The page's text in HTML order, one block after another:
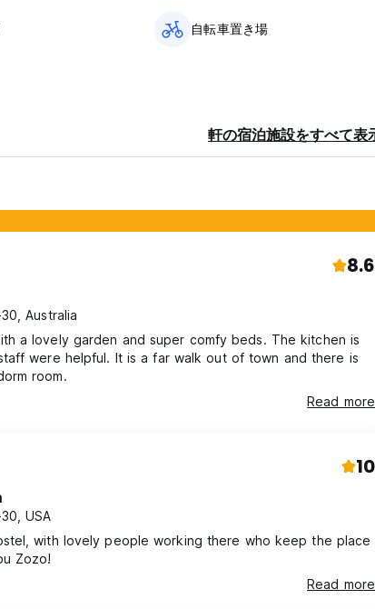
自転車置き場
軒の宿泊施設をすべて表
8.6
Australia
a lovely garden and super comfy beds. The kitchen is
were helpful. It is a far walk out of town and there is
room.
Read more
10
USA
with lovely people working there who keep the place
Zozo!
Read more